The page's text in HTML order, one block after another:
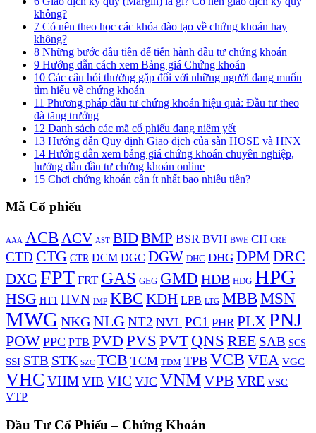
không?
7 Có nên theo học các khóa đào tạo về chứng khoán hay
không?
8 Những bước đầu tiên để tiến hành đầu tư chứng khoán
9 Hướng dẫn cách xem Bảng giá Chứng khoán
10 Các câu hỏi thường gặp đối với những người đang muốn
tìm hiểu về chứng khoán
11 Phương pháp đầu tư chứng khoán hiệu quả: Đầu tư theo
đà tăng trưởng
12 Danh sách các mã cổ phiếu đang niêm yết
13 Hướng dẫn Quy định Giao dịch của sàn HOSE và HNX
14 Hướng dẫn xem bảng giá chứng khoán chuyên nghiệp,
hướng dẫn đầu tư chứng khoán online
15 Chơi chứng khoán cần ít nhất bao nhiêu tiền?
Mã Cổ phiếu
AAA ACB ACV AST BIDBMP BSR BVH BWE CII CRE
CTD CTG CTR DCM DGC DGW DHC DHG DPM DRC
DXGFPT FRT GAS GEG GMD HDB HDG HPG
HSG HT1 HVN IMP KBC KDH LPB LTG MBBMSN
MWG NKGNLGNT2 NVL PC1 PHR PLX PNJ
POW PPC PTB PVD PVS PVT QNS REE SAB SCS
SSI STB STK SZC TCB TCM TDM TPB VCB VEA VGC
VHC VHM VIB VIC VJC VNMVPB VRE VSC
VTP
Đầu Tư Cổ Phiếu – Chứng Khoán